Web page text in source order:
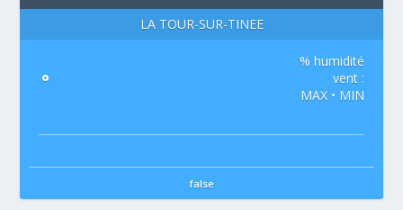
LA TOUR-SUR-TINÉE
°
% humidité
vent :
MAX • MIN
false